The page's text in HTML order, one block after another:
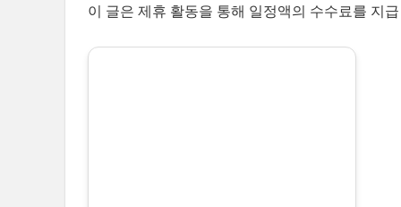
이 글은 제휴 활동을 통해 일정액의 수수료를 지